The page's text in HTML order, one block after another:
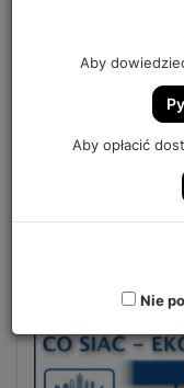
CO SIAĆ –
ZASIEWÓW |
OSTATNIO
Aby
Aby opłacić
Nie